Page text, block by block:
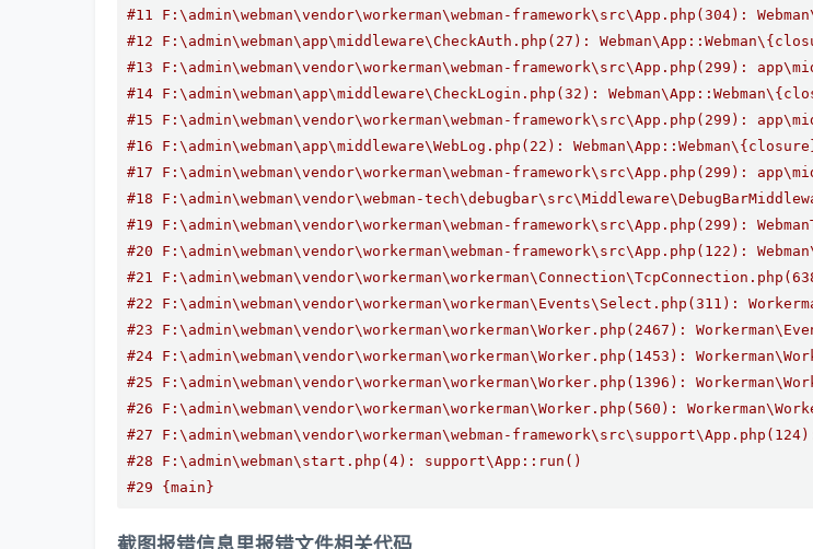
#11 F:\admin\webman\vendor\workerman\webman-framework\src\App.php(304):
#12 F:\admin\webman\app\middleware\CheckAuth.php(27):
#13 F:\admin\webman\vendor\workerman\webman-framework\src\App.php(299):
#14 F:\admin\webman\app\middleware\CheckLogin.php(32):
#15 F:\admin\webman\vendor\workerman\webman-framework\src\App.php(299):
#16 F:\admin\webman\app\middleware\WebLog.php(22):
#17 F:\admin\webman\vendor\workerman\webman-framework\src\App.php(299):
#18 F:\admin\webman\vendor\webman-
#19 F:\admin\webman\vendor\workerman\webman-framework\src\App.php(299):
#20 F:\admin\webman\vendor\workerman\webman-framework\src\App.php(122):
#21
#22 F:\admin\webman\vendor\workerman\workerman\Events\Select.php(311):
#23 F:\admin\webman\vendor\workerman\workerman\Worker.php(2467):
#24 F:\admin\webman\vendor\workerman\workerman\Worker.php(1453):
#25 F:\admin\webman\vendor\workerman\workerman\Worker.php(1396):
#26 F:\admin\webman\vendor\workerman\workerman\Worker.php(560):
#27 F:\admin\webman\vendor\workerman\webman-
#28 F:\admin\webman\start.php(4): support\App::run()
#29 {main}
截图报错信息里报错文件相关代码